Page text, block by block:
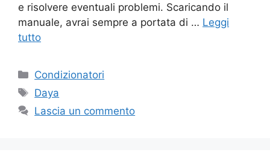
e risolvere eventuali problemi. Scaricando il
manuale, avrai sempre a portata di … Leggi
tutto
Categorie
Condizionatori
Tag
Daya
Lascia un commento